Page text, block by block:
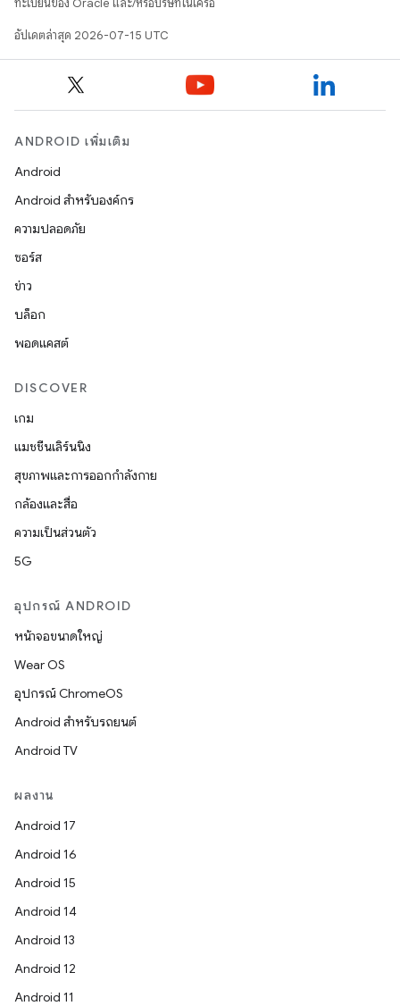
ทะเบียนของ Oracle และ/หรือบริษัทในเครือ
อัปเดตล่าสุด 2026-07-15 UTC
ANDROID เพิ่มเติม
Android
Android สำหรับองค์กร
ความปลอดภัย
ซอร์ส
ข่าว
บล็อก
พอดแคสต์
DISCOVER
เกม
แมชชีนเลิร์นนิง
สุขภาพและการออกกำลังกาย
กล้องและสื่อ
ความเป็นส่วนตัว
5G
อุปกรณ์ ANDROID
หน้าจอขนาดใหญ่
Wear OS
อุปกรณ์ ChromeOS
Android สำหรับรถยนต์
Android TV
ผลงาน
Android 17
Android 16
Android 15
Android 14
Android 13
Android 12
Android 11